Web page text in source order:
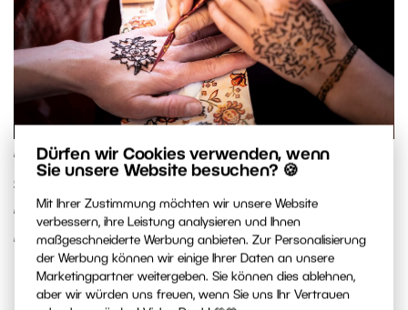
Dürfen wir Cookies verwenden, wenn
Sie unsere Website besuchen? 🍪
Mit Ihrer Zustimmung möchten wir unsere Website
verbessern, ihre Leistung analysieren und Ihnen
maßgeschneiderte Werbung anbieten. Zur Personalisierung
der Werbung können wir einige Ihrer Daten an unsere
Marketingpartner weitergeben. Sie können dies ablehnen,
aber wir würden uns freuen, wenn Sie uns Ihr Vertrauen
Denken Sie daran, den Fokus zu wechseln und im
gesamten Bericht Gesamtansichten,
Halbansichten und Details zu fotografieren.
Detailaufnahme von einem Tee-Festival. Sony A7III,
Tamron 28-75 f/2,8, 1/1600 s, f/2,8, ISO 640, 75mm